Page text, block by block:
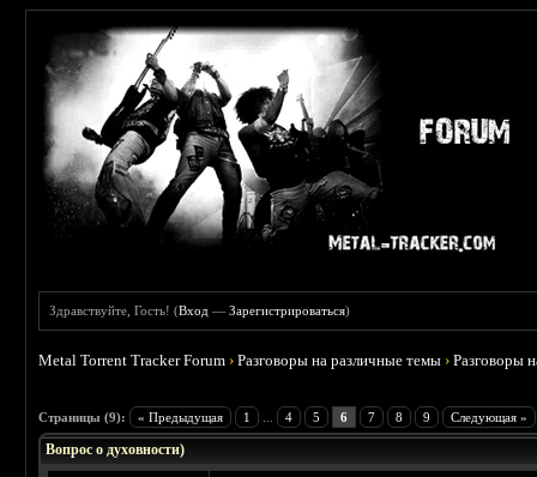
Здравствуйте, Гость! (Вход —Зарегистрироваться)
Metal Torrent Tracker Forum ›Разговоры на различные темы ›Разговоры
Страницы (9): « Предыдущая 1 4 5 6 7 8 9 Следующая »
Вопрос о духовности)